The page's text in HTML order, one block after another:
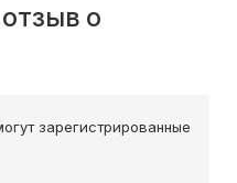
о
зарегистрированные